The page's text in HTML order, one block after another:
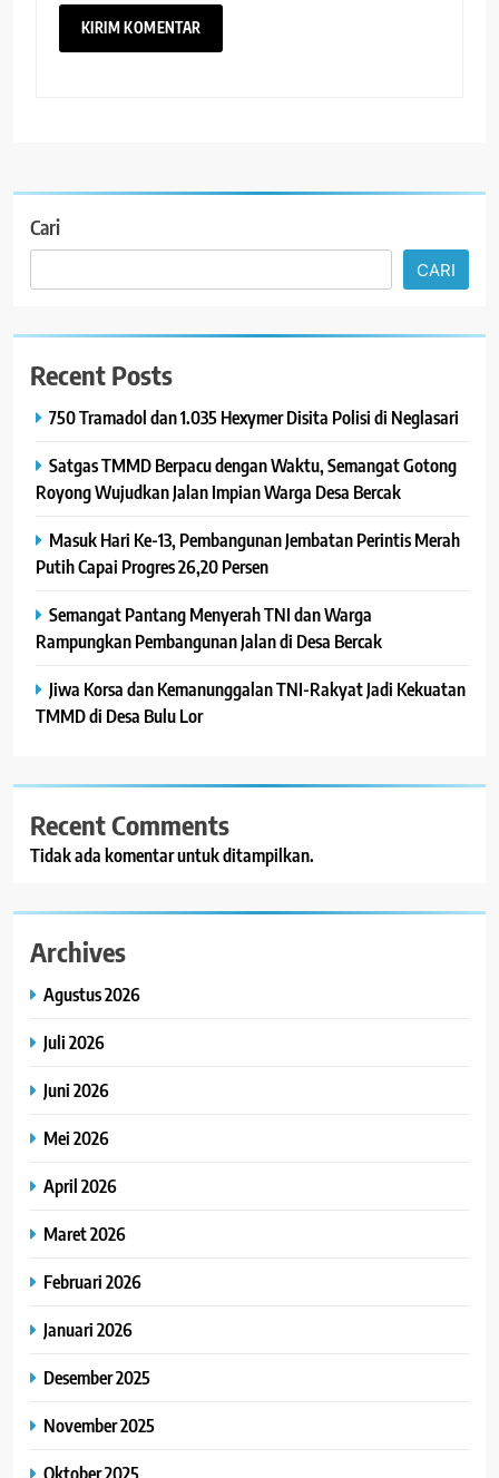
Cari
CARI
Recent Posts
750 Tramadol dan 1.035 Hexymer Disita Polisi di Neglasari
Satgas TMMD Berpacu dengan Waktu, Semangat Gotong
Royong Wujudkan Jalan Impian Warga Desa Bercak
Masuk Hari Ke-13, Pembangunan Jembatan Perintis Merah
Putih Capai Progres 26,20 Persen
Semangat Pantang Menyerah TNI dan Warga
Rampungkan Pembangunan Jalan di Desa Bercak
Jiwa Korsa dan Kemanunggalan TNI-Rakyat Jadi Kekuatan
TMMD di Desa Bulu Lor
Recent Comments
Tidak ada komentar untuk ditampilkan.
Archives
Agustus 2026
Juli 2026
Juni 2026
Mei 2026
April 2026
Maret 2026
Februari 2026
Januari 2026
Desember 2025
November 2025
Oktober 2025